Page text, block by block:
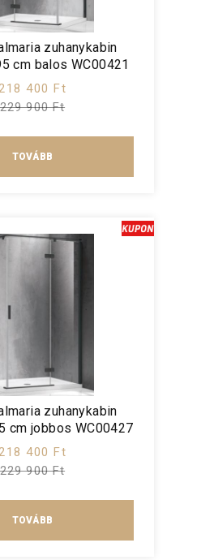
zuhanykabin
cm balos WC00421
400 Ft
229 900 Ft
TOVÁBB
zuhanykabin
cm jobbos WC00427
400 Ft
229 900 Ft
TOVÁBB